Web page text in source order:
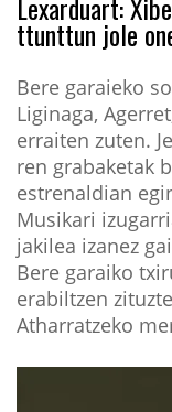
ttunttun jole
Bere garaieko
Liginaga,
erraiten zuten.
ren grabaketak
estrenaldian
Musikari
jakilea izanez
Bere garaiko
erabiltzen
Atharratzeko